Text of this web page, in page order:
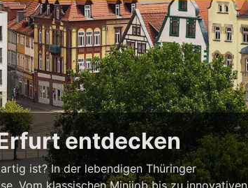
entdecken
ist? In der lebendigen Thüringer